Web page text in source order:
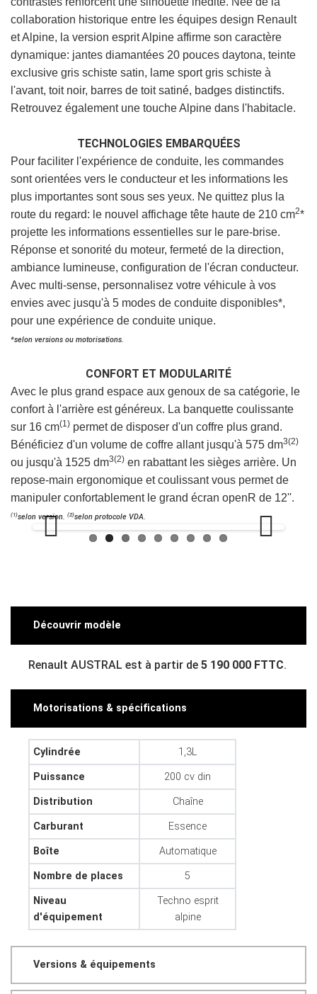
collaboration historique entre les équipes design Renault
et Alpine, la version esprit Alpine affirme son caractère
dynamique: jantes diamantées 20 pouces daytona, teinte
exclusive gris schiste satin, lame sport gris schiste à
l'avant, toit noir, barres de toit satiné, badges distinctifs.
Retrouvez également une touche Alpine dans l'habitacle.
TECHNOLOGIES EMBARQUÉES
Pour faciliter l'expérience de conduite, les commandes
sont orientées vers le conducteur et les informations les
plus importantes sont sous ses yeux. Ne quittez plus la
route du regard: le nouvel affichage tête haute de 210 cm2*
projette les informations essentielles sur le pare-brise.
Réponse et sonorité du moteur, fermeté de la direction,
ambiance lumineuse, configuration de l'écran conducteur.
Avec multi-sense, personnalisez votre véhicule à vos
envies avec jusqu'à 5 modes de conduite disponibles*,
pour une expérience de conduite unique.
*selon versions ou motorisations.
CONFORT ET MODULARITÉ
Avec le plus grand espace aux genoux de sa catégorie, le
confort à l'arrière est généreux. La banquette coulissante
sur 16 cm(1) permet de disposer d'un coffre plus grand.
Bénéficiez d'un volume de coffre allant jusqu'à 575 dm3(2)
ou jusqu'à 1525 dm3(2) en rabattant les sièges arrière. Un
repose-main ergonomique et coulissant vous permet de
manipuler confortablement le grand écran openR de 12''.
(1)selon version. (2)selon protocole VDA.
Découvrir modèle
Renault AUSTRAL est à partir de 5 190 000 FTTC.
Motorisations & spécifications
Cylindrée 1,3L
Puissance 200 cv din
Distribution Chaîne
Carburant Essence
Boîte Automatique
Nombre de places 5
Niveau
d'équipement
Techno esprit
alpine
Versions & équipements